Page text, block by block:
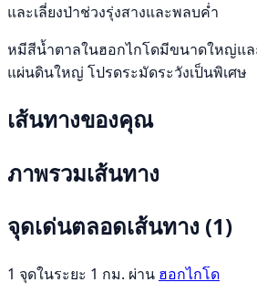
และเลี่ยงป่าช่วงรุ่งสางและพลบค่ำ
หมีสีน้ำตาลในฮอกไกโดมีขนาดใหญ่แ
แผ่นดินใหญ่ โปรดระมัดระวังเป็นพิเศษ
เส้นทางของคุณ
ภาพรวมเส้นทาง
จุดเด่นตลอดเส้นทาง (1)
1 จุดในระยะ 1 กม. ผ่าน ฮอกไกโด